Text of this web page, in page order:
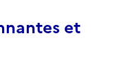
et